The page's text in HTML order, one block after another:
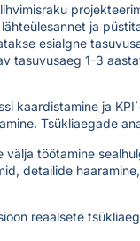
ja
esialgne
tasuvusaeg 1-3
kaardistamine ja
Tsükliaegade
välja töötamine
detailide
reaalsete